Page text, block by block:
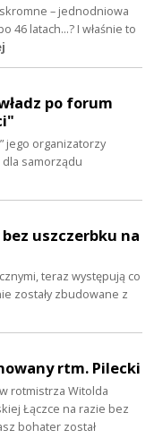
– jednodniowa
46 latach…? I właśnie to
po forum
jego organizatorzy
samorządu
bez uszczerbku na
teraz występują co
zostały zbudowane z
rtm. Pilecki
rotmistrza Witolda
Łączce na razie bez
bohater został